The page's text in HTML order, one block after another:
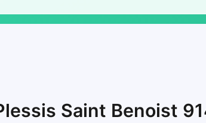
Saint Benoist